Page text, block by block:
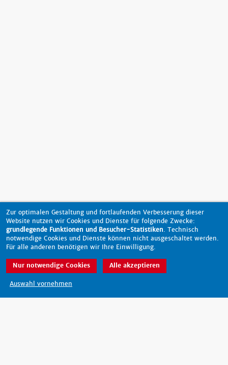
nach oben
Zur optimalen Gestaltung und fortlaufenden Verbesserung dieser
Website nutzen wir Cookies und Dienste für folgende Zwecke:
grundlegende Funktionen und Besucher-Statistiken. Technisch
notwendige Cookies und Dienste können nicht ausgeschaltet werden.
Für alle anderen benötigen wir Ihre Einwilligung.
Auswahl vornehmen
Nur notwendige Cookies Alle akzeptieren